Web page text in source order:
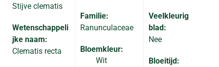
Stijve clematis
Wetenschappeli
jke naam:
Clematis recta
Familie:
Ranunculaceae
Bloemkleur:
Wit
Veelkleurig
blad:
Nee
Bloeitijd: